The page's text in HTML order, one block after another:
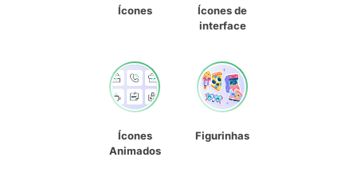
Ícones
Ícones de
interface
Ícones
Animados
Figurinhas